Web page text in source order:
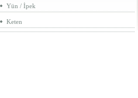
Yün / İpek
Keten